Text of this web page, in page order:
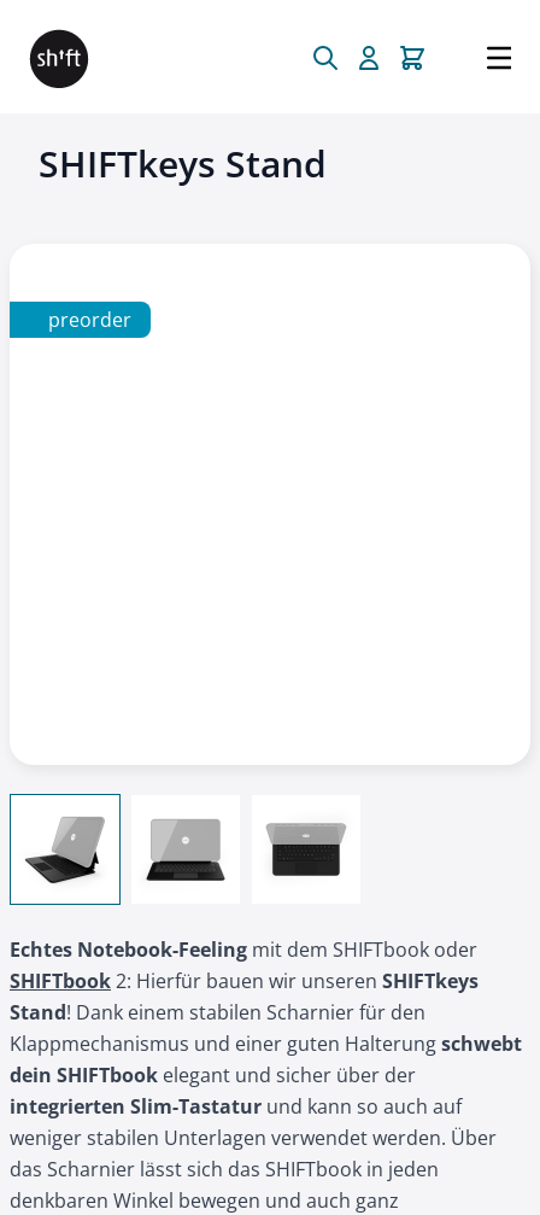
SHIFTkeys Stand
preorder
Echtes Notebook-Feeling mit dem SHIFTbook oder
SHIFTbook2: Hierfür bauen wir unseren SHIFTkeys
Stand! Dank einem stabilen Scharnier für den
Klappmechanismus und einer guten Halterungschwebt
dein SHIFTbook elegant und sicher über der
integrierten Slim-Tastatur und kann so auch auf
weniger stabilen Unterlagen verwendet werden. Über
das Scharnier lässt sich das SHIFTbook in jeden
denkbaren Winkel bewegen und auch ganz